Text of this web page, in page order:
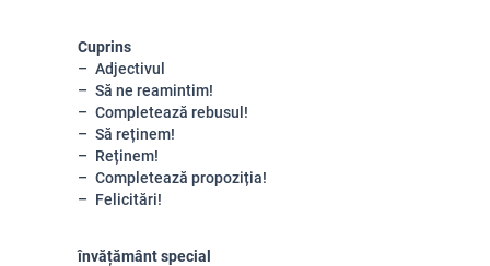
Cuprins
Adjectivul
Să ne reamintim!
Completează rebusul!
Să reținem!
Reținem!
Completează propoziția!
Felicitări!
învățământ special